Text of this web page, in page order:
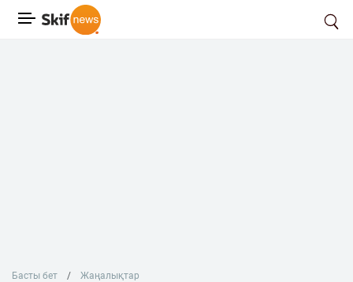
Басты бет Жаңалықтар